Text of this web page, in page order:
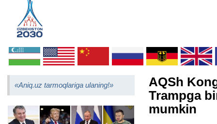
«Aniq.uz tarmoqlariga ulaning!»
AQSh
Trampga
mumkin